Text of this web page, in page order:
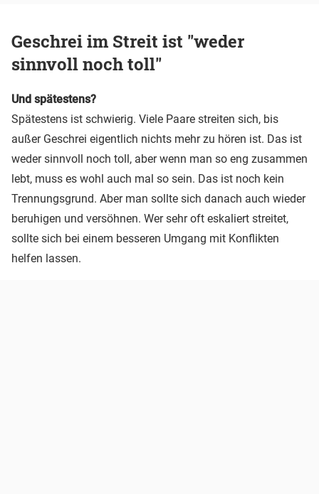
Geschrei im Streit ist "weder
sinnvoll noch toll"
Und spätestens?
Spätestens ist schwierig. Viele Paare streiten sich, bis
außer Geschrei eigentlich nichts mehr zu hören ist. Das ist
weder sinnvoll noch toll, aber wenn man so eng zusammen
lebt, muss es wohl auch mal so sein. Das ist noch kein
Trennungsgrund. Aber man sollte sich danach auch wieder
beruhigen und versöhnen. Wer sehr oft eskaliert streitet,
sollte sich bei einem besseren Umgang mit Konflikten
helfen lassen.